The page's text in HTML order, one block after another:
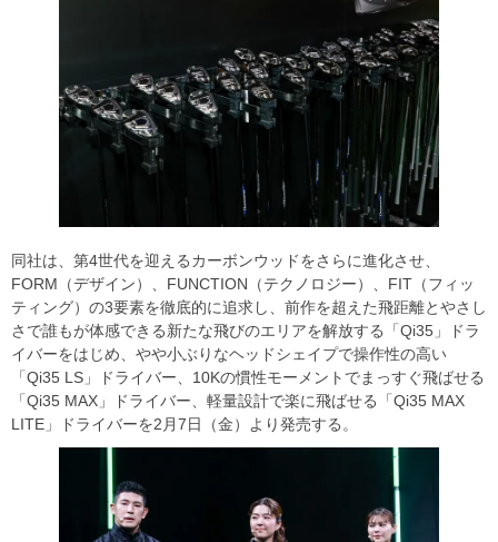
同社は、第4世代を迎えるカーボンウッドをさらに進化させ、
FORM（デザイン）、FUNCTION（テクノロジー）、FIT（フィッ
ティング）の3要素を徹底的に追求し、前作を超えた飛距離とやさし
さで誰もが体感できる新たな飛びのエリアを解放する「Qi35」ドラ
イバーをはじめ、やや小ぶりなヘッドシェイプで操作性の高い
「Qi35 LS」ドライバー、10Kの慣性モーメントでまっすぐ飛ばせる
「Qi35 MAX」ドライバー、軽量設計で楽に飛ばせる「Qi35 MAX
LITE」ドライバーを2月7日（金）より発売する。